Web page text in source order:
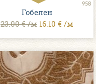
958
Гобелен
23.00 € /м 16.10 € /м